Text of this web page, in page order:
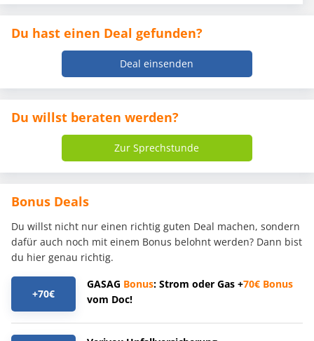
Du hast einen Deal gefunden?
Deal einsenden
Du willst beraten werden?
Zur Sprechstunde
Bonus Deals
Du willst nicht nur einen richtig guten Deal machen, sondern
dafür auch noch mit einem Bonus belohnt werden? Dann bist
du hier genau richtig.
+70€
GASAG Bonus: Strom oder Gas +70€ Bonus
vom Doc!